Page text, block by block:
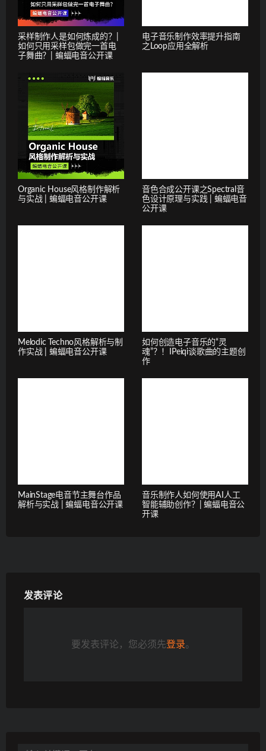
采样制作人是如何炼成的？|
如何只用采样包做完一首电
子舞曲？| 蝙蝠电音公开课
电子音乐制作效率提升指南
之Loop应用全解析
Organic House风格制作解析
与实战 | 蝙蝠电音公开课
音色合成公开课之Spectral音
色设计原理与实践 | 蝙蝠电音
公开课
Melodic Techno风格解析与制
作实战 | 蝙蝠电音公开课
如何创造电子音乐的“灵
魂”？！IPeiqi谈歌曲的主题创
作
MainStage电音节主舞台作品
解析与实战 | 蝙蝠电音公开课
音乐制作人如何使用AI人工
智能辅助创作？| 蝙蝠电音公
开课
发表评论
要发表评论，您必须先登录。